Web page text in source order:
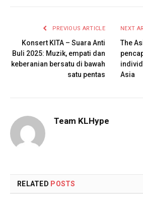
PREVIOUS ARTICLE
Konsert KITA – Suara Anti
Buli 2025: Muzik, empati dan
keberanian bersatu di bawah
satu pentas
NEXT
The
Asia
Team KLHype
RELATED POSTS